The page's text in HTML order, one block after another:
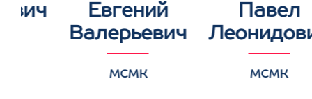
Евгений
Валерьевич
МСМК
Павел
МСМК